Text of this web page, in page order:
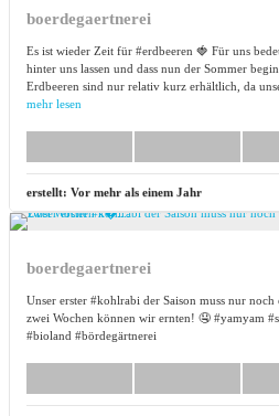
boerdegaertnerei
Es ist wieder Zeit für #erdbeeren 🍓 Für uns
hinter uns lassen und dass nun der Sommer
Erdbeeren sind nur relativ kurz erhältlich, da
mehr lesen
erstellt: Vor mehr als einem Jahr
boerdegaertnerei
Unser erster #kohlrabi der Saison muss nur
zwei Wochen können wir ernten! 🤤 #yamyam
#bioland #bördegärtnerei